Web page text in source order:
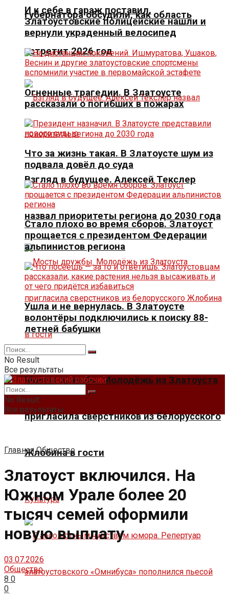
губернатора обсудили, как область
встретит 2026 год
Взгляд в будущее. Алексей Текслер
назвал приоритеты региона до 2030 года
Мосты дружбы. Молодёжь из Златоуста
пригласила сверстников из белорусского
Жлобина в гости
Культура
И к себе в гараж поставил.
Златоустовские полицейские нашли и
вернули украденный велосипед
Огненные трагедии. В Златоусте
рассказали о погибших в пожарах
Что за жизнь такая. В Златоусте шум из
подвала довёл до суда
Стало плохо во время сборов. Златоуст
прощается с президентом Федерации
альпинистов региона
Ушла и не вернулась. В Златоусте
волонтёры подключились к поиску 88-
летней бабушки
No Result
Все результаты
No Result
Все результаты
Главная Общество
Златоуст включился. На
Южном Урале более 20
тысяч семей оформили
новую выплату
03.07.2026
Общество
8 0
0